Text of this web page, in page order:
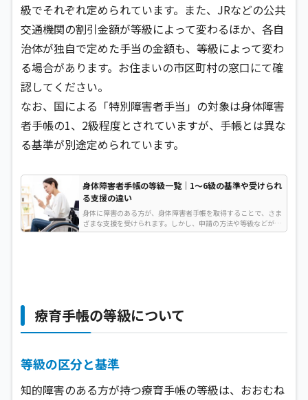
級でそれぞれ定められています。また、JRなどの公共
交通機関の割引金額が等級によって変わるほか、各自
治体が独自で定めた手当の金額も、等級によって変わ
る場合があります。お住まいの市区町村の窓口にて確
認してください。
なお、国による「特別障害者手当」の対象は身体障害
者手帳の1、2級程度とされていますが、手帳とは異な
る基準が別途定められています。
身体障害者手帳の等級一覧｜1〜6級の基準や受けられ
る支援の違い
身体に障害のある方が、身体障害者手帳を取得することで、さま
ざまな支援を受けられます。しかし、申請の方法や等級などが複
雑で理解しにくいという方もいらっしゃるのではないでしょう
療育手帳の等級について
等級の区分と基準
知的障害のある方が持つ療育手帳の等級は、おおむね